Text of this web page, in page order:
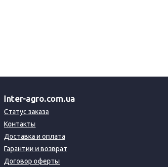
Inter-agro.com.ua
Статус заказа
Контакты
Доставка и оплата
Гарантии и возврат
Договор оферты